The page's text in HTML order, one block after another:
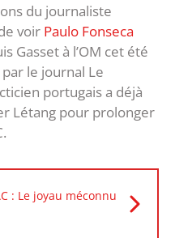
du journaliste
voir Paulo Fonseca
Gasset à l’OM cet été
le journal Le
portugais a déjà
Létang pour prolonger
: Le joyau méconnu